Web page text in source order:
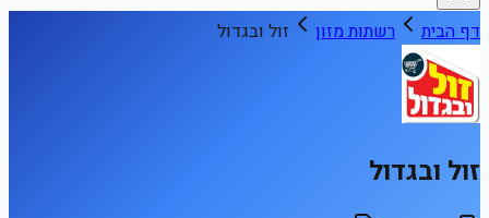
דף הבית רשתות מזון זול ובגדול
זול ובגדול